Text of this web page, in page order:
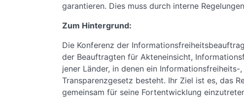
garantieren. Dies muss durch interne
Zum Hintergrund:
Die Konferenz der
der Beauftragten für Akteneinsicht,
jener Länder, in denen ein
Transparenzgesetz besteht. Ihr Ziel ist es, das
gemeinsam für seine Fortentwicklung